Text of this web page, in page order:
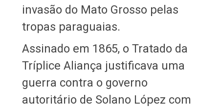
invasão do Mato Grosso pelas
tropas paraguaias.
Assinado em 1865, o Tratado da
Tríplice Aliança justificava uma
guerra contra o governo
autoritário de Solano López com